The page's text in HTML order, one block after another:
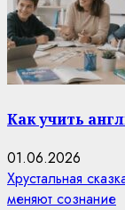
Как учить
01.06.2026
Хрустальная
меняют сознание